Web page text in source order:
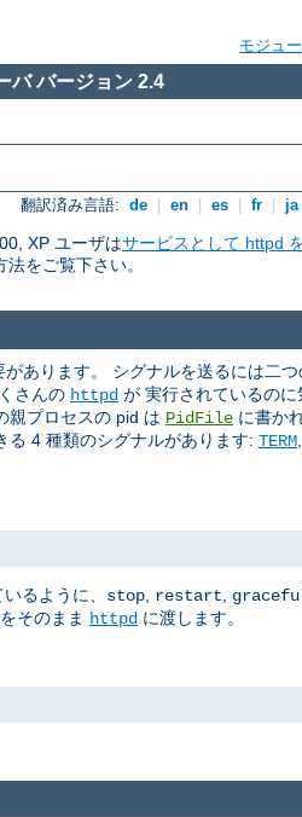
モジュ
バ バージョン 2.4
翻訳済み言語: de en es fr ja
XP ユーザはサービスとして httpd
をご覧下さい。
あります。 シグナルを送るには二
さんの httpd が 実行されているのに
親プロセスの pid は PidFile に書か
る 4 種類のシグナルがあります: TERM
るように、 stop restart
そのまま httpd に渡します。